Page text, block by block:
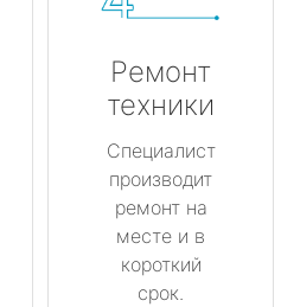
Ремонт
техники
Специалист
производит
ремонт на
месте и в
короткий
срок.